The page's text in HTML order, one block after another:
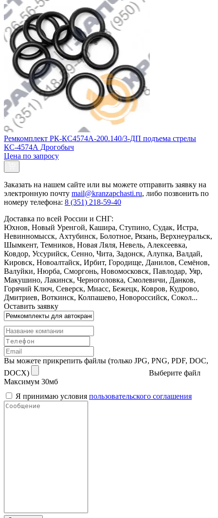
Ремкомплект РК-КС4574А-200.140/3-ДП подъема стрелы
КС-4574А Дрогобыч
Цена по запросу
Заказать на нашем сайте или вы можете отправить заявку на
электронную почту mail@kranzapchasti.ru, либо позвонить по
номеру телефона: 8 (351) 218-59-40
Доставка по всей России и СНГ:
Юхнов, Новый Уренгой, Кашира, Ступино, Судак, Истра,
Невинномысск, Ахтубинск, Болотное, Рязань, Верхнеуральск,
Шымкент, Темников, Новая Ляля, Невель, Алексеевка,
Ковдор, Уссурийск, Сенно, Чита, Задонск, Алупка, Валдай,
Кировск, Новоалтайск, Ирбит, Городище, Данилов, Семёнов,
Валуйки, Нюрба, Сморгонь, Новомосковск, Павлодар, Уяр,
Макушино, Лакинск, Черноголовка, Смолевичи, Данков,
Горячий Ключ, Северск, Миасс, Бежецк, Ковров, Кудрово,
Дмитриев, Воткинск, Колпашево, Новороссийск, Сокол...
Оставить заявку
Вы можете прикрепить файлы (только JPG, PNG, PDF, DOC,
DOCX)
Выберите файл
Максимум 30мб
Я принимаю условия пользовательского соглашения